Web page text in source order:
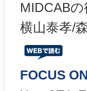
MIDCAB
横山泰孝/
FOCUS